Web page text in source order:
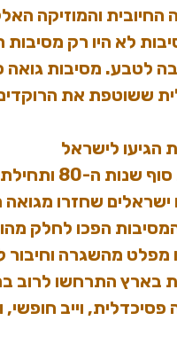
החיובית והמוזיקה
לא היו רק מסיבות
לטבע. מסיבות גואה
ששוטפת את
הגיעו לישראל
ישראלים שחזרו
הפכו לחלק
מפלט מהשגרה וחיבור
בארץ התרחשו לרוב
פסיכדלית, וייב